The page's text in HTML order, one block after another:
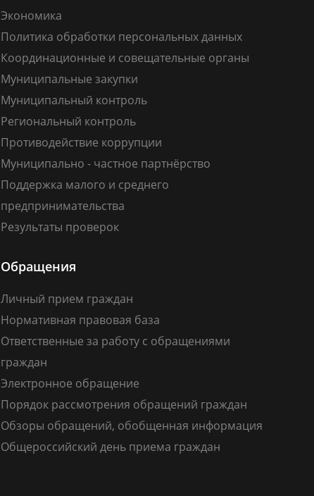
Экономика
Политика обработки персональных данных
Координационные и совещательные органы
Муниципальные закупки
Муниципальный контроль
Региональный контроль
Противодействие коррупции
Муниципально - частное партнёрство
Поддержка малого и среднего
предпринимательства
Результаты проверок
Обращения
Личный прием граждан
Нормативная правовая база
Ответственные за работу с обращениями
граждан
Электронное обращение
Порядок рассмотрения обращений граждан
Обзоры обращений, обобщенная информация
Общероссийский день приема граждан